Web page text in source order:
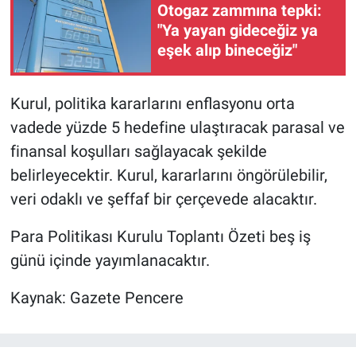
Otogaz zammına tepki:
"Ya yayan gideceğiz ya
eşek alıp bineceğiz"
Kurul, politika kararlarını enflasyonu orta
vadede yüzde 5 hedefine ulaştıracak parasal ve
finansal koşulları sağlayacak şekilde
belirleyecektir. Kurul, kararlarını öngörülebilir,
veri odaklı ve şeffaf bir çerçevede alacaktır.
Para Politikası Kurulu Toplantı Özeti beş iş
günü içinde yayımlanacaktır.
Kaynak: Gazete Pencere